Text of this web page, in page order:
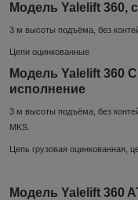
Модель Yalelift 360,
3 м высоты подъёма, без
Цепи оцинкованные
Модель Yalelift 360
исполнение
3 м высоты подъёма, без
MKS.
Цепь грузовая оцинкованная,
Модель Yalelift 360